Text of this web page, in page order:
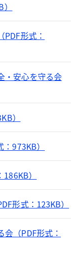
形式：
・安心を守る会
）
973KB）
）
形式：123KB）
（PDF形式：